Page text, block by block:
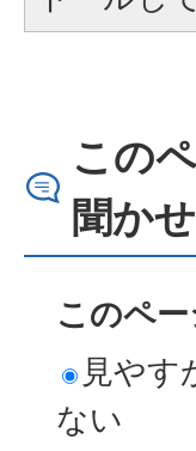
この
聞か
このペ
見やす
ない